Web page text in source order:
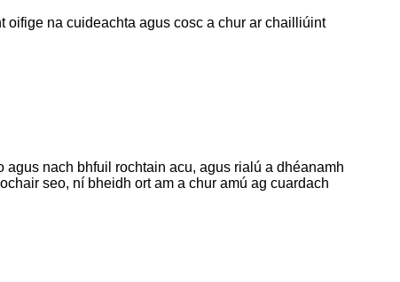
oifige na cuideachta agus cosc ​​a chur ar chailliúint
nach bhfuil rochtain acu, agus rialú a dhéanamh
seo, ní bheidh ort am a chur amú ag cuardach